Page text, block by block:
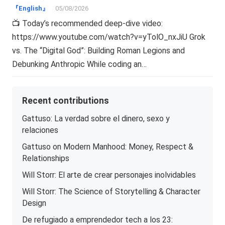
『English』 05/08/2026
📺 Today’s recommended deep-dive video:
https://www.youtube.com/watch?v=yTolO_nxJiU Grok
vs. The “Digital God”: Building Roman Legions and
Debunking Anthropic While coding an…
Recent contributions
Gattuso: La verdad sobre el dinero, sexo y
relaciones
Gattuso on Modern Manhood: Money, Respect &
Relationships
Will Storr: El arte de crear personajes inolvidables
Will Storr: The Science of Storytelling & Character
Design
De refugiado a emprendedor tech a los 23: